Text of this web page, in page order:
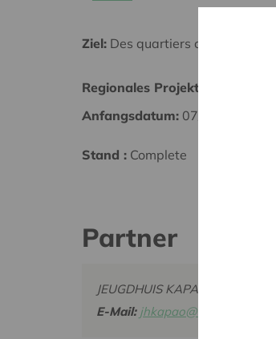
Ziel: Des quartiers chaleureux
Regionales Projekt
Anfangsdatum: 07/10/2024
Stand : Complete
Partner
JEUGDHUIS KAPAO,
E-Mail: jhkapao@hotmail.com